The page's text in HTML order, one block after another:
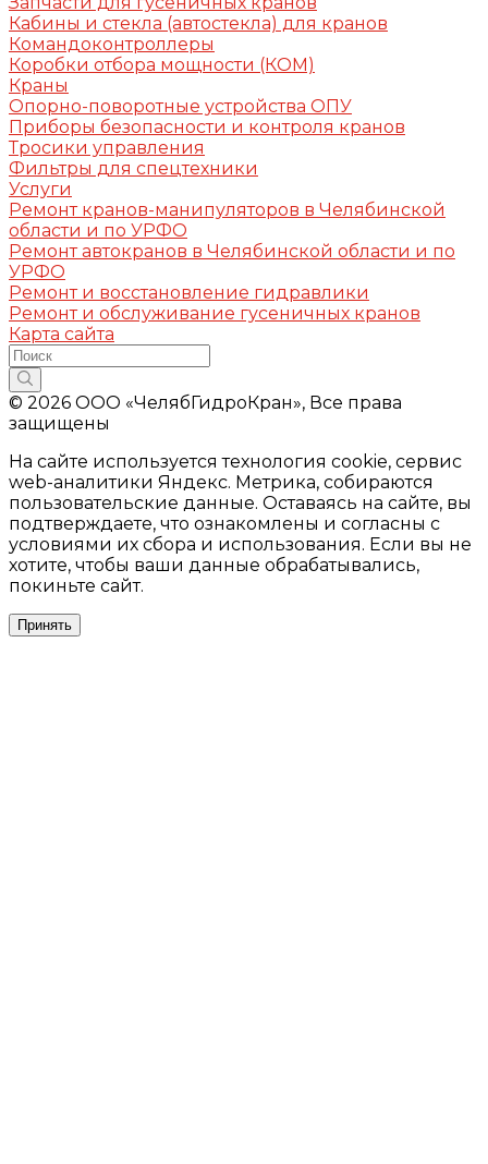
Кабины и стекла (автостекла) для кранов
Командоконтроллеры
Коробки отбора мощности (КОМ)
Краны
Опорно-поворотные устройства ОПУ
Приборы безопасности и контроля кранов
Тросики управления
Фильтры для спецтехники
Услуги
Ремонт кранов-манипуляторов в Челябинской
области и по УРФО
Ремонт автокранов в Челябинской области и по
УРФО
Ремонт и восстановление гидравлики
Ремонт и обслуживание гусеничных кранов
Карта сайта
© 2026 ООО «ЧелябГидроКран», Все права
защищены
На сайте используется технология cookie, сервис
web-аналитики Яндекс. Метрика, собираются
пользовательские данные. Оставаясь на сайте, вы
подтверждаете, что ознакомлены и согласны с
условиями их сбора и использования. Если вы не
хотите, чтобы ваши данные обрабатывались,
покиньте сайт.
Принять